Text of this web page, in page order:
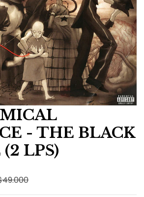
- THE BLACK
LPS)